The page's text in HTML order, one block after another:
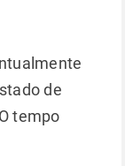
de
tempo